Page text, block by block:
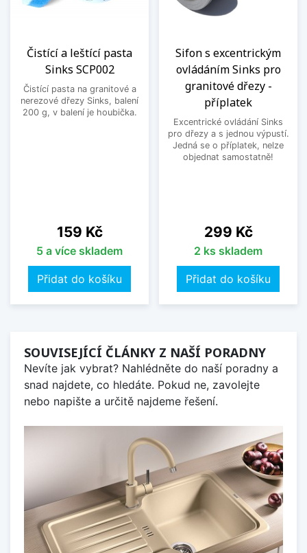
Čistící a leštící pasta
Sinks SCP002
Čistící pasta na granitové a
nerezové dřezy Sinks, balení
200 g, v balení je houbička.
Cena
159 Kč
5 a více skladem
Přidat do košíku
Sifon s excentrickým
ovládáním Sinks pro
granitové dřezy -
příplatek
Excentrické ovládání Sinks
pro dřezy a s jednou výpustí.
Jedná se o příplatek, nelze
objednat samostatně!
Cena
299 Kč
2 ks skladem
Přidat do košíku
SOUVISEJÍCÍ ČLÁNKY Z NAŠÍ PORADNY
Nevíte jak vybrat? Nahlédněte do naší poradny a
snad najdete, co hledáte. Pokud ne, zavolejte
nebo napište a určitě najdeme řešení.